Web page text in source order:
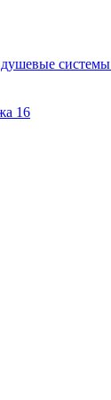
системы
16